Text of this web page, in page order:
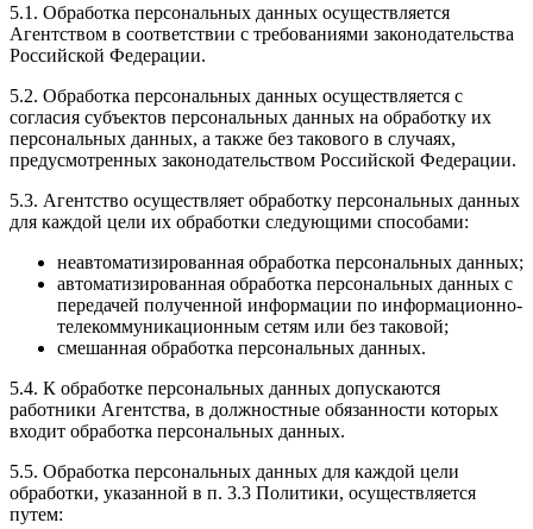
5.1. Обработка персональных данных осуществляется
Агентством в соответствии с требованиями законодательства
Российской Федерации.
5.2. Обработка персональных данных осуществляется с
согласия субъектов персональных данных на обработку их
персональных данных, а также без такового в случаях,
предусмотренных законодательством Российской Федерации.
5.3. Агентство осуществляет обработку персональных данных
для каждой цели их обработки следующими способами:
неавтоматизированная обработка персональных данных;
автоматизированная обработка персональных данных с
передачей полученной информации по информационно-
телекоммуникационным сетям или без таковой;
смешанная обработка персональных данных.
5.4. К обработке персональных данных допускаются
работники Агентства, в должностные обязанности которых
входит обработка персональных данных.
5.5. Обработка персональных данных для каждой цели
обработки, указанной в п. 3.3 Политики, осуществляется
путем: